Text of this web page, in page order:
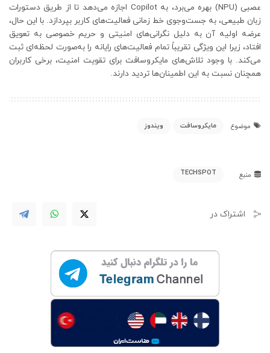
عصبی (NPU) بهره می‌برد، به Copilot اجازه می‌دهد تا از طریق دستورات
زبان طبیعی، به جست‌وجوی خط زمانی فعالیت‌های کاربر بپردازد. با این حال،
عرضه اولیه آن به دلیل نگرانی‌های امنیتی و حریم خصوصی به تعویق
افتاد، زیرا این ویژگی تقریباً تمام فعالیت‌های رایانه را به‌صورت لحظه‌ای ثبت
می‌کند. با وجود تلاش‌های مایکروسافت برای تقویت امنیت، برخی کاربران
همچنان نسبت به این اطمینان‌ها تردید دارند.
موضوع مایکروسافت ویندوز
منبع TECHSPOT
اشتراک در